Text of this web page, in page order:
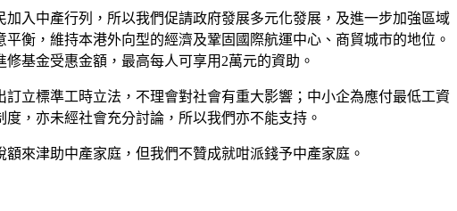
入中產行列，所以我們促請政府發展多元化發展，及進一步加強區域
衡，維持本港外向型的經濟及鞏固國際航運中心、商貿城市的地位。
基金受惠金額，最高每人可享用2萬元的資助。
立標準工時立法，不理會對社會有重大影響；中小企為應付最低工資
，亦未經社會充分討論，所以我們亦不能支持。
來津助中產家庭，但我們不贊成就咁派錢予中產家庭。